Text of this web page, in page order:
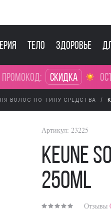
Тело Здоровье
промокод: Скидка
ВОЛОС ПО ТИПУ СРЕДСТВА
Артикул: 23225
KEUNE
250ml
Отзывы